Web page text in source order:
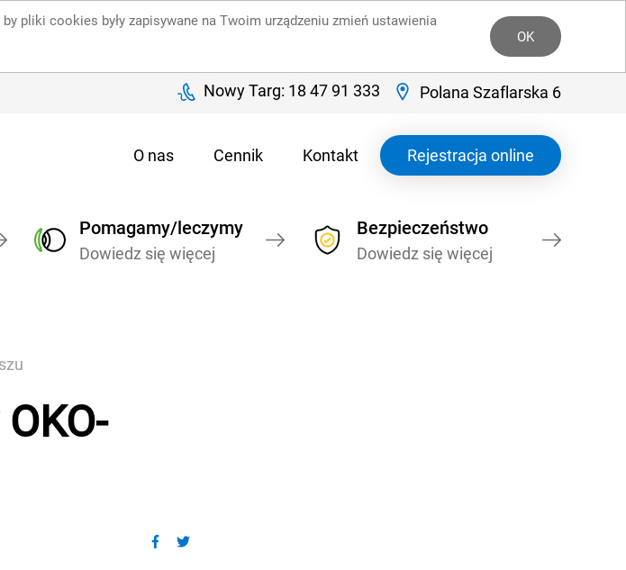
Nowy Targ: 18 47 91 333 Polana Szaflarska 6
O nas Cennik Kontakt Rejestracja online
Pomagamy/leczymy
Dowiedz się więcej
Bezpieczeństwo
Dowiedz się więcej
pliki cookies były zapisywane na Twoim urządzeniu zmień ustawienia
OK